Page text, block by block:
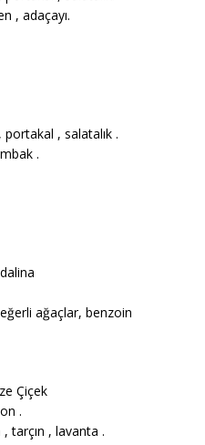
, adaçayı.
, salatalık .
.
ağaçlar, benzoin
Çiçek
.
tarçın , lavanta .